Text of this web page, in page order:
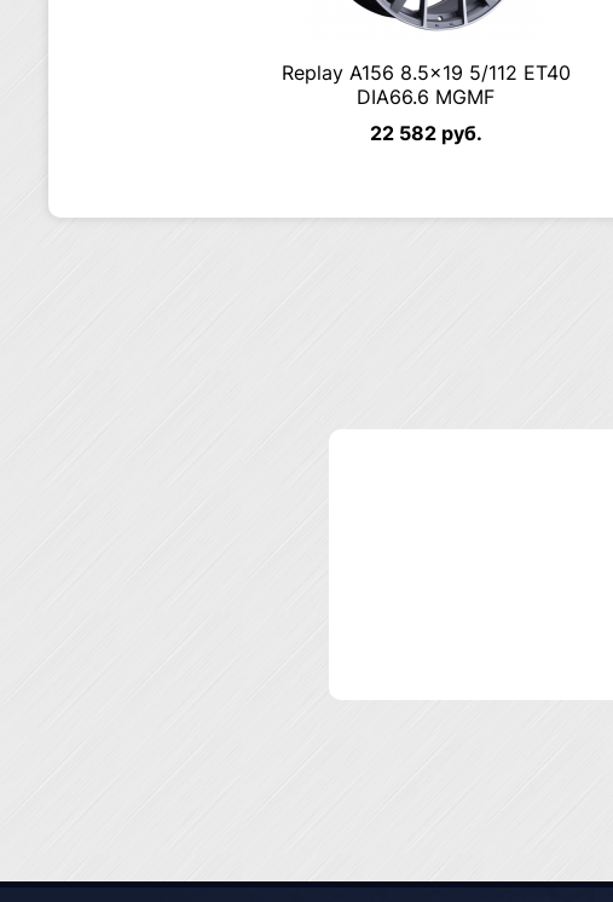
Replay A156 8.5×19 5/112 ET40
DIA66.6 MGMF
22 582 руб.